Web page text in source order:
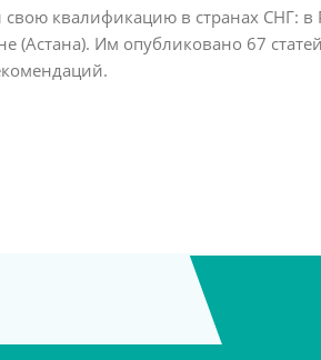
квалификацию в странах СНГ: в
(Астана). Им опубликовано 67